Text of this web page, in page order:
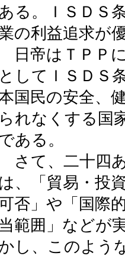
る。ＩＳＤＳ
の利益追求が
日帝はＴＰＰ
としてＩＳＤＳ
国民の安全、
られなくする国
ある。
さて、二十四
は、「貿易・投
否」や「国際
当範囲」などが
し、このよう